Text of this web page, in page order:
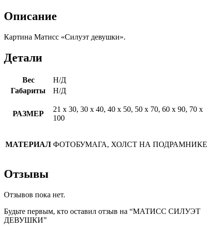
Описание
Картина Матисс «Силуэт девушки».
Детали
Вес
Н/Д
Габариты
Н/Д
РАЗМЕР
21 х 30, 30 х 40, 40 х 50, 50 х 70, 60 х 90, 70 х
100
МАТЕРИАЛ ФОТОБУМАГА, ХОЛСТ НА ПОДРАМНИКЕ
Отзывы
Отзывов пока нет.
Будьте первым, кто оставил отзыв на “МАТИСС СИЛУЭТ
ДЕВУШКИ”